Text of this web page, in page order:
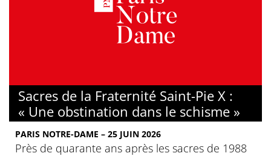
Sacres de la Fraternité Saint-Pie X :
« Une obstination dans le schisme »
PARIS NOTRE-DAME – 25 JUIN 2026
Près de quarante ans après les sacres de 1988